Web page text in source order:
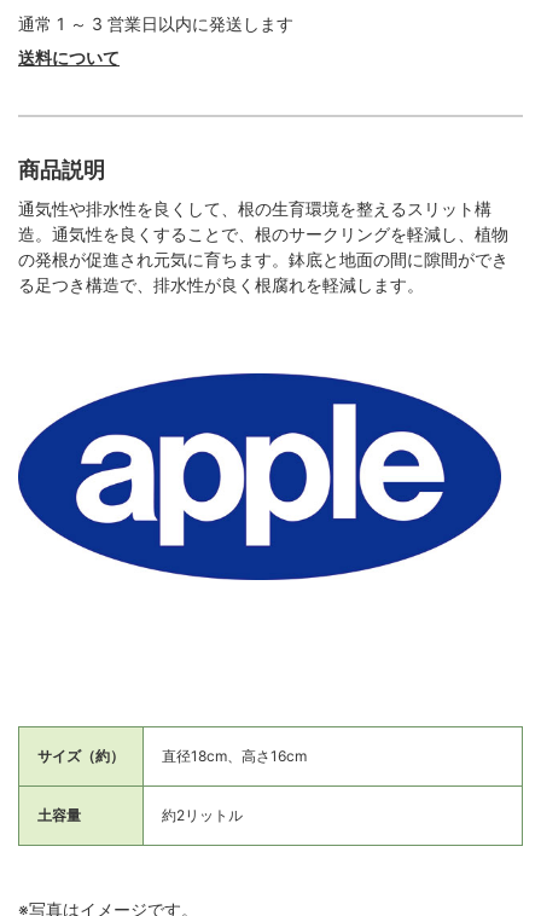
通常 1 ～ 3 営業日以内に発送します
送料について
商品説明
通気性や排水性を良くして、根の生育環境を整えるスリット構
造。通気性を良くすることで、根のサークリングを軽減し、植物
の発根が促進され元気に育ちます。鉢底と地面の間に隙間ができ
る足つき構造で、排水性が良く根腐れを軽減します。
サイズ（約） 直径18cm、高さ16cm
土容量 約2リットル
※写真はイメージです。